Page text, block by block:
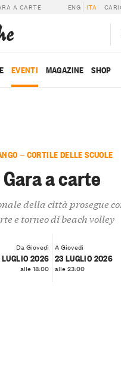
A CARTE ENG ITA
EVENTI MAGAZINE SHOP
— CORTILE DELLE SCUOLE
Gara a carte
della città prosegue
e torneo di beach volley
Da Giovedì
2026
alle 18:00
A Giovedì
23 LUGLIO 2026
alle 23:00